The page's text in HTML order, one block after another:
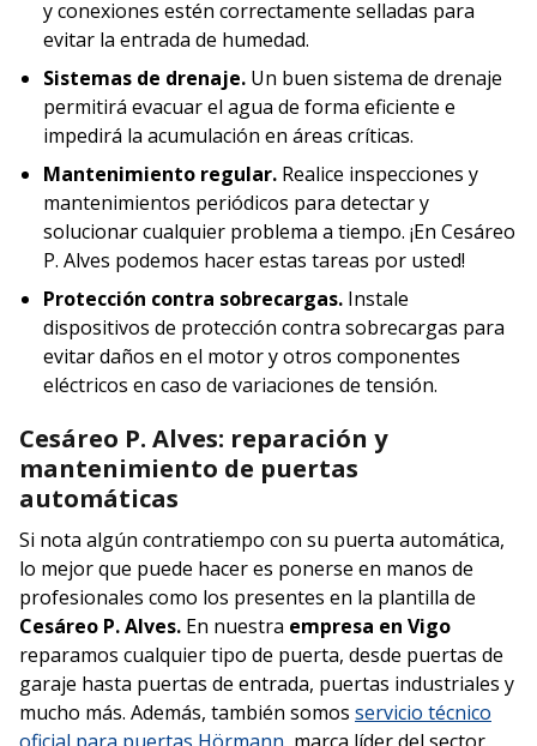
y conexiones estén correctamente selladas para
evitar la entrada de humedad.
Sistemas de drenaje. Un buen sistema de drenaje
permitirá evacuar el agua de forma eficiente e
impedirá la acumulación en áreas críticas.
Mantenimiento regular. Realice inspecciones y
mantenimientos periódicos para detectar y
solucionar cualquier problema a tiempo. ¡En Cesáreo
P. Alves podemos hacer estas tareas por usted!
Protección contra sobrecargas. Instale
dispositivos de protección contra sobrecargas para
evitar daños en el motor y otros componentes
eléctricos en caso de variaciones de tensión.
Cesáreo P. Alves: reparación y
mantenimiento de puertas
automáticas
Si nota algún contratiempo con su puerta automática,
lo mejor que puede hacer es ponerse en manos de
profesionales como los presentes en la plantilla de
Cesáreo P. Alves. En nuestra empresa en Vigo
reparamos cualquier tipo de puerta, desde puertas de
garaje hasta puertas de entrada, puertas industriales y
mucho más. Además, también somos servicio técnico